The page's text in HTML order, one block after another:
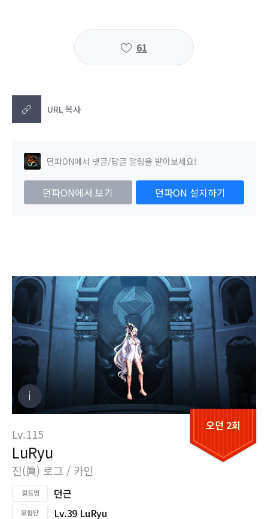
61
URL 복사
던파ON에서 댓글/답글 알림을 받아보세요!
던파ON에서 보기 던파ON 설치하기
오던 2회
Lv.115
LuRyu
진(眞) 로그 / 카인
던근
Lv.39 LuRyu